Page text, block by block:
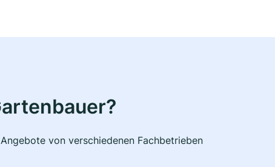
von verschiedenen Fachbetrieben